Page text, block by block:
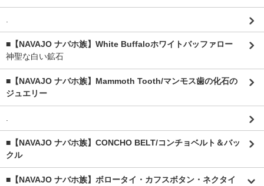
■【NAVAJO ナバホ族】White Buffaloホワイトバッファロー
神聖な白い鉱石
■【NAVAJO ナバホ族】Mammoth Tooth/マンモス歯の化石の
ジュエリー
■【NAVAJO ナバホ族】CONCHO BELT/コンチョベルト＆バッ
クル
■【NAVAJO ナバホ族】ボロータイ・カフスボタン・ネクタイ